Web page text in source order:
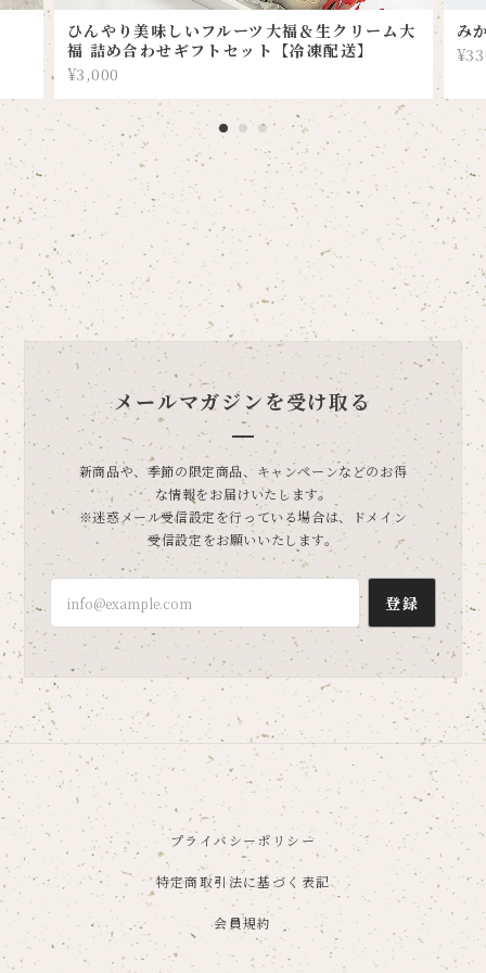
ひんやり美味しいフルーツ大福＆生クリーム大
福 詰め合わせギフトセット【冷凍配送】
¥3,000
み
メールマガジンを受け取る
新商品や、季節の限定商品、キャンペーンなどのお得
な情報をお届けいたします。
※迷惑メール受信設定を行っている場合は、ドメイン
受信設定をお願いいたします。
登録
プライバシーポリシー
特定商取引法に基づく表記
会員規約